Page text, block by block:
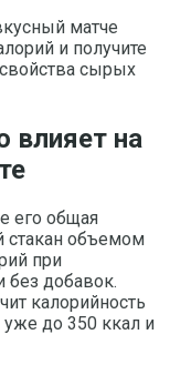
матче
и получите
сырых
влияет на
его общая
стакан объемом
при
без добавок.
калорийность
до 350 ккал и